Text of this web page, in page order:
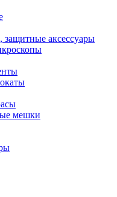
аксессуары
мешки